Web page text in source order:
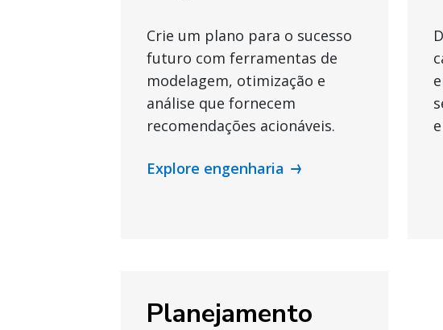
Crie um plano para o sucesso
futuro com ferramentas de
modelagem, otimização e
análise que fornecem
recomendações acionáveis.
Explore engenharia
Planejamento